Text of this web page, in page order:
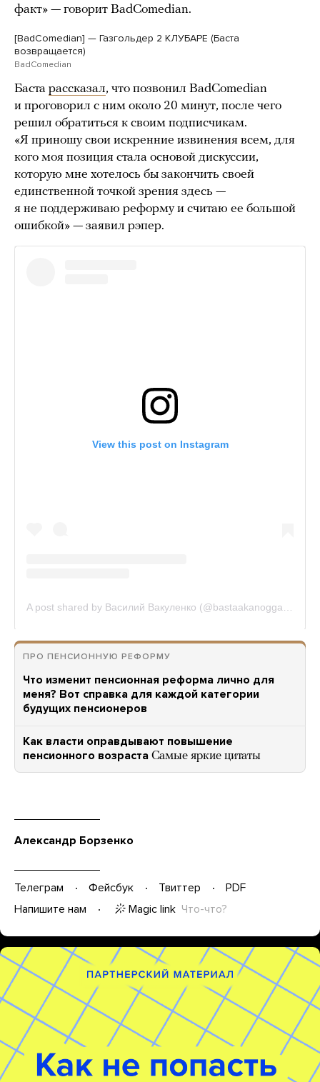
факт» — говорит BadComedian.
[BadComedian] — Газгольдер 2 КЛУБАРЕ (Баста
возвращается)
BadComedian
Баста рассказал, что позвонил BadComedian
и проговорил с ним около 20 минут, после чего
решил обратиться к своим подписчикам.
«Я приношу свои искренние извинения всем, для
кого моя позиция стала основой дискуссии,
которую мне хотелось бы закончить своей
единственной точкой зрения здесь —
я не поддерживаю реформу и считаю ее большой
ошибкой» — заявил рэпер.
ПРО ПЕНСИОННУЮ РЕФОРМУ
Что изменит пенсионная реформа лично для
меня? Вот справка для каждой категории
будущих пенсионеров
Как власти оправдывают повышение
пенсионного возраста Самые яркие цитаты
Александр Борзенко
Телеграм Фейсбук Твиттер
PDF
Напишите нам
Magic link Что-что?